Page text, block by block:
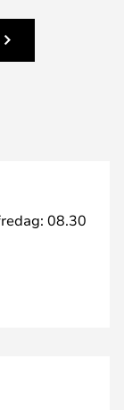
08.30